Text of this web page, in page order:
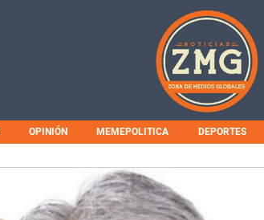
OPINIÓN MEMEPOLITICA DEPORTES